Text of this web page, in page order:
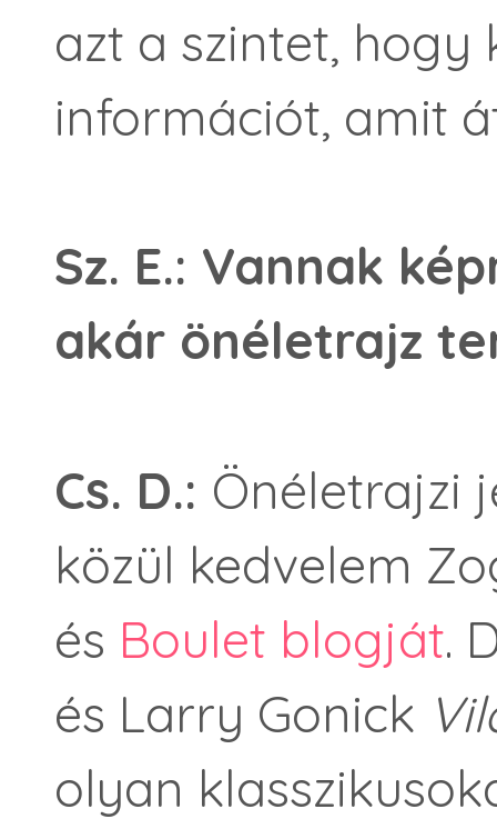
azt a szintet, hogy
információt, amit
Sz. E.: Vannak
akár önéletrajz
Cs. D.: Önéletrajzi
közül kedvelem
és Boulet blogját.
és Larry Gonick
olyan